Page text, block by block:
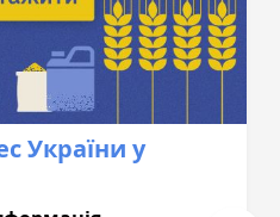
України у